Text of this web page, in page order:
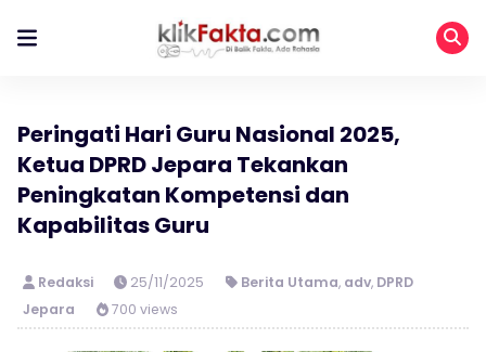
Peringati Hari Guru Nasional 2025,
Ketua DPRD Jepara Tekankan
Peningkatan Kompetensi dan
Kapabilitas Guru
Redaksi 25/11/2025 Berita Utama, adv, DPRD
Jepara
700 views